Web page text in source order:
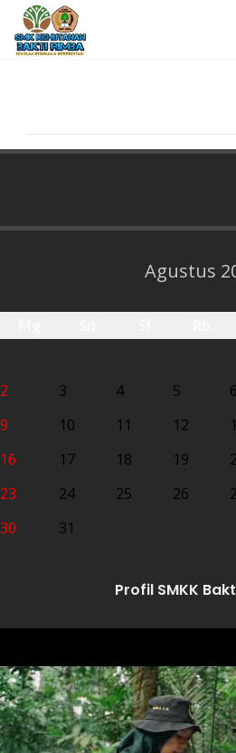
Agustus
2
3 4 5 6
9
10 11 12
16
17 18 19
23
24 25 26
30
31
Profil SMKK